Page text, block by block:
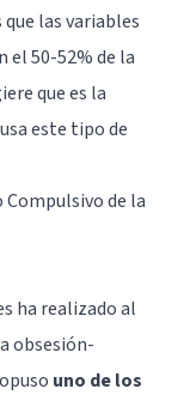
las variables
50-52% de la
que es la
este tipo de
de la
ha realizado al
obsesión-
uno de los